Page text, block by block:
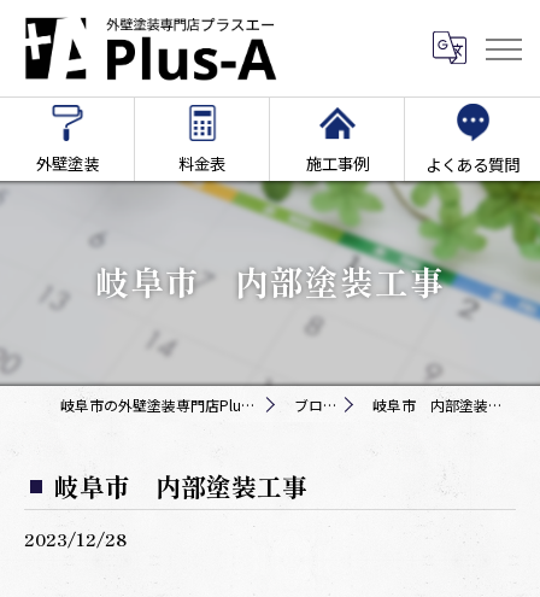
外壁塗装 料金表 施工事例 よくある質問
岐阜市 内部塗装工事
岐阜市の外壁塗装専門店Plus-A ブログ 岐阜市 内部塗装工事
岐阜市 内部塗装工事
2023/12/28